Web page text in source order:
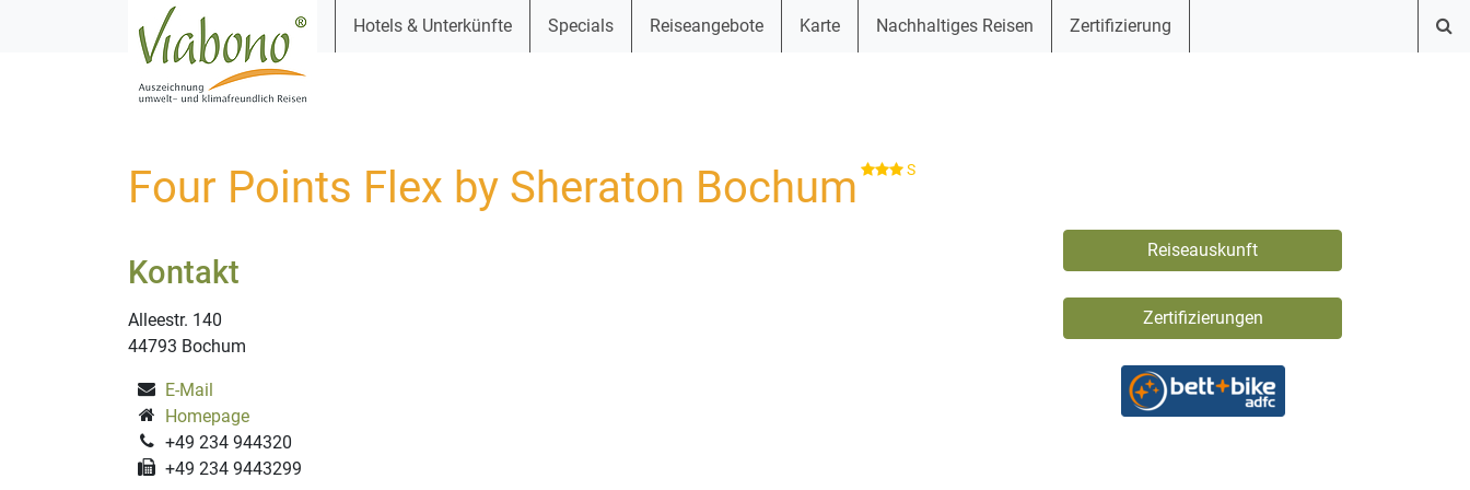
Hotels & Unterkünfte Specials Reiseangebote Karte Nachhaltiges Reisen Zertifizierung
Four Points Flex by Sheraton Bochum S
Kontakt
Alleestr. 140
44793 Bochum
E-Mail
Homepage
+49 234 944320
+49 234 9443299
Reiseauskunft
Zertifizierungen